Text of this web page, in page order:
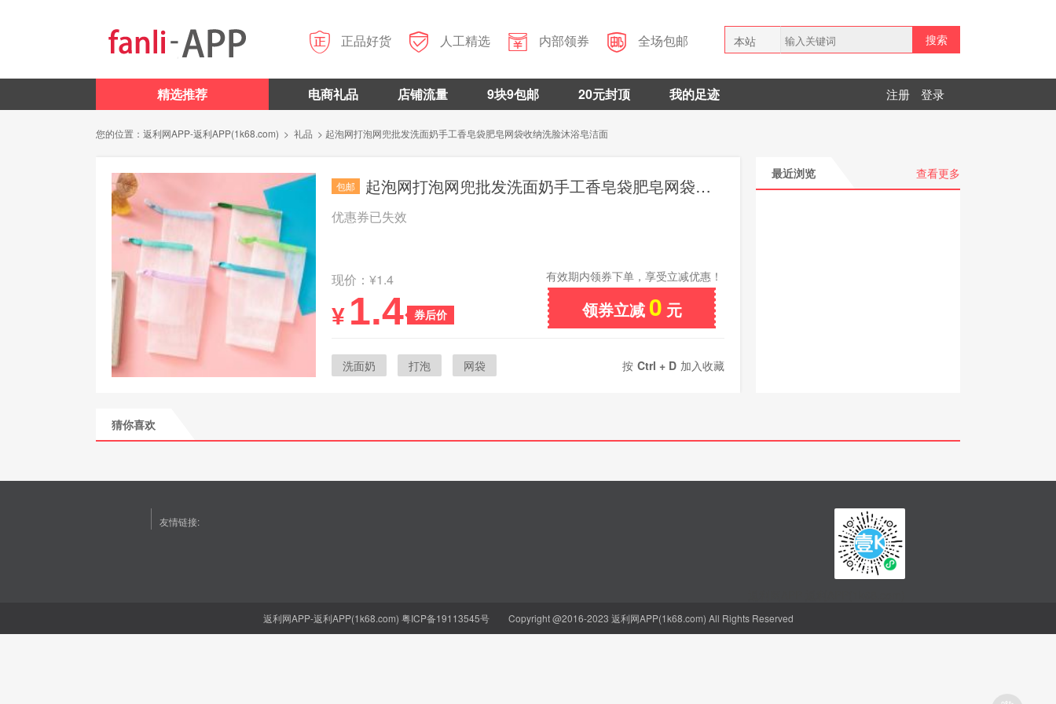
 正品好货  人工精选  内部领券  全场包邮
本站
搜索
精选推荐 电商礼品 店铺流量 9块9包邮 20元封顶 我的足迹 注册 登录
您的位置： 返利网APP-返利APP(1k68.com) > 礼品 > 起泡网打泡网兜批发洗面奶手工香皂袋肥皂网袋收纳洗脸沐浴皂洁面
包邮 起泡网打泡网兜批发洗面奶手工香皂袋肥皂网袋收纳洗脸沐浴皂洁面
优惠券已失效
现价：¥1.4
券后价
¥ 1.4
有效期内领券下单，享受立减优惠！
领券立减 0 元
洗面奶 打泡
网袋
按 Ctrl + D 加入收藏
最近浏览 查看更多
猜你喜欢
友情链接:
购物省钱神器
返利网APP-返利APP(1k68.com) 粤ICP备19113545号Copyright @2016-2023 返利网APP(1k68.com) All Rights Reserved